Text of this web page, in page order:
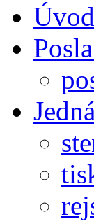
Úvod